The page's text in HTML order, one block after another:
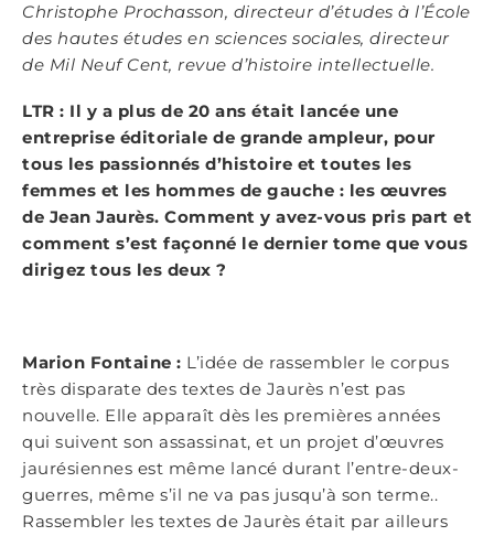
Christophe Prochasson, directeur d’études à l’École
des hautes études en sciences sociales, directeur
de Mil Neuf Cent, revue d’histoire intellectuelle.
LTR : Il y a plus de 20 ans était lancée une
entreprise éditoriale de grande ampleur, pour
tous les passionnés d’histoire et toutes les
femmes et les hommes de gauche : les œuvres
de Jean Jaurès. Comment y avez-vous pris part et
comment s’est façonné le dernier tome que vous
dirigez tous les deux ?
Marion Fontaine : L’idée de rassembler le corpus
très disparate des textes de Jaurès n’est pas
nouvelle. Elle apparaît dès les premières années
qui suivent son assassinat, et un projet d’œuvres
jaurésiennes est même lancé durant l’entre-deux-
guerres, même s’il ne va pas jusqu’à son terme..
Rassembler les textes de Jaurès était par ailleurs